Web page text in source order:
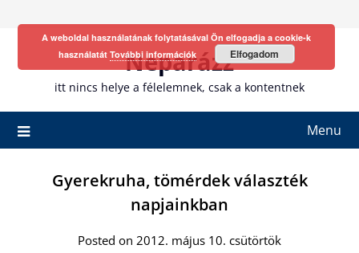
Neparázz
itt nincs helye a félelemnek, csak a kontentnek
Menu
Gyerekruha, tömérdek választék
napjainkban
Posted on 2012. május 10. csütörtök
A weboldal használatának folytatásával Ön elfogadja a cookie-k
használatát További információk Elfogadom